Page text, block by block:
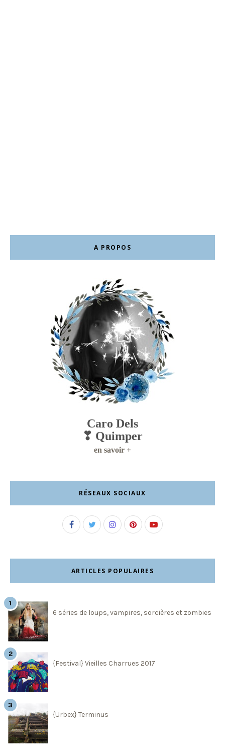
A PROPOS
Caro Dels
❣ Quimper
en savoir +
RÉSEAUX SOCIAUX
ARTICLES POPULAIRES
6 séries de loups, vampires, sorcières et zombies
{Festival} Vieilles Charrues 2017
{Urbex} Terminus